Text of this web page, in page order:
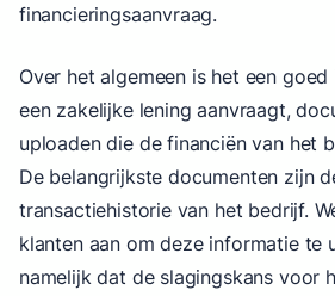
financieringsaanvraag.
Over het algemeen is het een
een zakelijke lening aanvraagt,
uploaden die de financiën van het
De belangrijkste documenten zijn
transactiehistorie van het bedrijf.
klanten aan om deze informatie te
namelijk dat de slagingskans voor